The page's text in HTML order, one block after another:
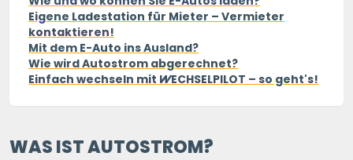
Eigene Ladestation für Mieter – Vermieter
kontaktieren!
Mit dem E-Auto ins Ausland?
Wie wird Autostrom abgerechnet?
Einfach wechseln mit WECHSELPILOT – so geht's!
WAS IST AUTOSTROM?